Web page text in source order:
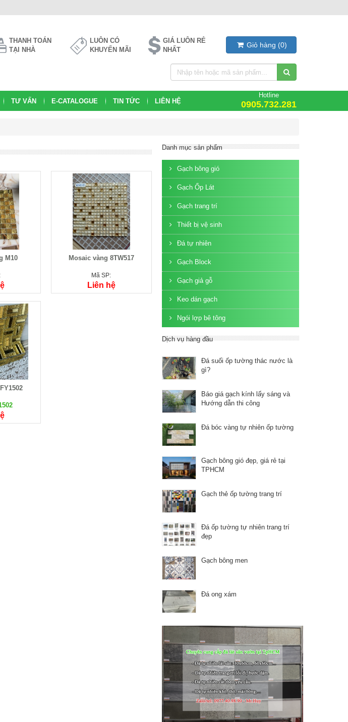
THANH TOÁN
TẠI NHÀ
LUÔN CÓ
KHUYẾN MÃI
GIÁ LUÔN RẺ
NHẤT
Giỏ hàng (0)
TƯ VẤN E-CATALOGUE TIN TỨC LIÊN HỆ
Hotline
0905.732.281
M10 Mosaic vàng 8TW517
Mã SP:
Liên hệ
Danh mục sản phẩm
Gạch bông gió
Gạch Ốp Lát
Gạch trang trí
Thiết bị vệ sinh
Đá tự nhiên
Gạch Block
Gạch giả gỗ
Keo dán gạch
Ngói lợp bê tông
Dịch vụ hàng đầu
Đá suối ốp tường thác nước là
gì?
Báo giá gạch kính lấy sáng và
Hướng dẫn thi công
Đá bóc vàng tự nhiên ốp tường
Gạch bông gió đẹp, giá rẻ tại
TPHCM
Gạch thẻ ốp tường trang trí
Đá ốp tường tự nhiên trang trí
đẹp
Gạch bông men
Đá ong xám